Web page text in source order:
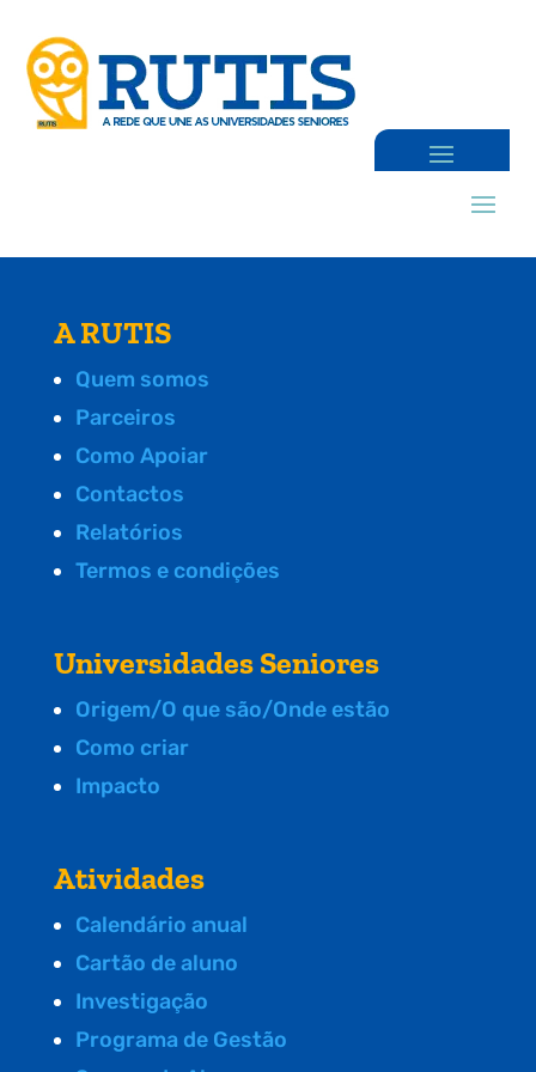
A RUTIS
Quem somos
Parceiros
Como Apoiar
Contactos
Relatórios
Termos e condições
Universidades Seniores
Origem/O que são/Onde estão
Como criar
Impacto
Atividades
Calendário anual
Cartão de aluno
Investigação
Programa de Gestão